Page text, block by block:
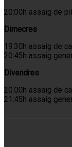
20:00h assaig de
Dimecres
19:30h assaig de
20:45h assaig
Divendres
20.00h assaig de
21:45h assaig